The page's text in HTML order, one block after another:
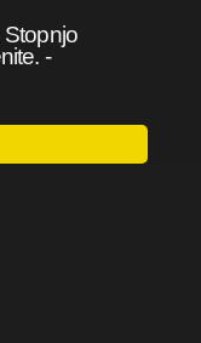
Stopnjo
-